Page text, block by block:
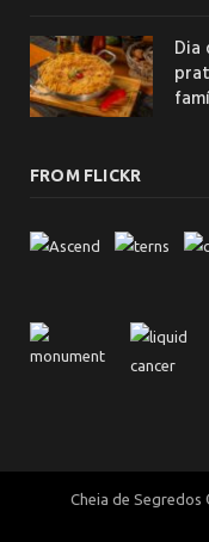
Dia
FROM FLICKR
Cheia de